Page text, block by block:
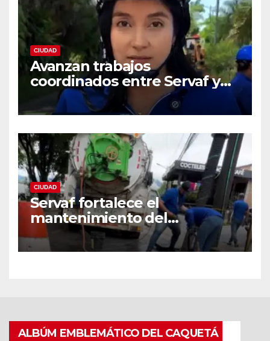
CIUDAD
Avanzan trabajos
coordinados entre Servaf y
las obras de la doble calzada
en Florencia.
CIUDAD
Servaf fortalece el
mantenimiento del
alcantarillado en Florencia
con equipo Vactor.
ALBÚM EMBLEMÁTICO DEL CAQUETÁ